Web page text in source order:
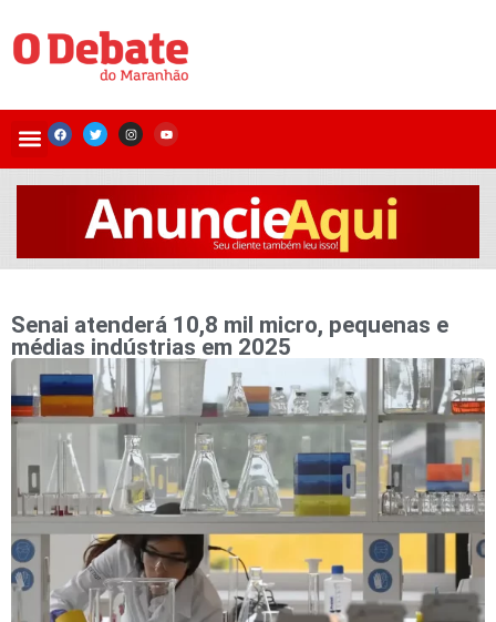
Senai atenderá 10,8 mil micro, pequenas e
médias indústrias em 2025